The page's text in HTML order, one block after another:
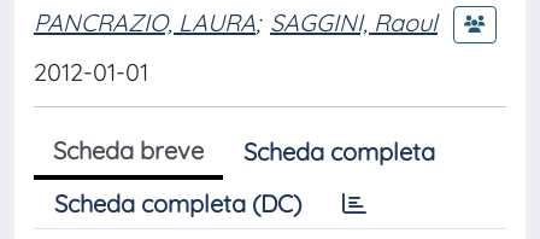
PANCRAZIO, LAURA; SAGGINI, Raoul
2012-01-01
Scheda breve
Scheda completa
Scheda completa (DC)